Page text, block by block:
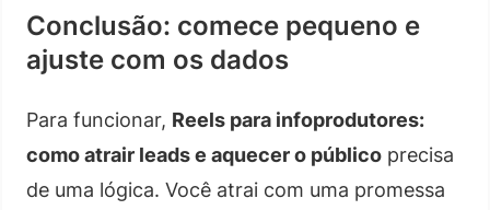
Conclusão: comece pequeno e
ajuste com os dados
Para funcionar, Reels para infoprodutores:
como atrair leads e aquecer o público precisa
de uma lógica. Você atrai com uma promessa